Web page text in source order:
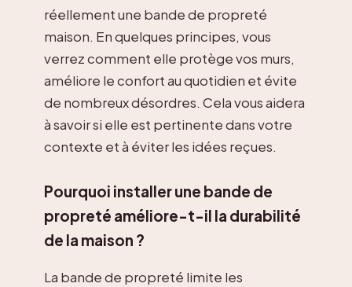
réellement une bande de propreté
maison. En quelques principes, vous
verrez comment elle protège vos murs,
améliore le confort au quotidien et évite
de nombreux désordres. Cela vous aidera
à savoir si elle est pertinente dans votre
contexte et à éviter les idées reçues.
Pourquoi installer une bande de
propreté améliore-t-il la durabilité
de la maison ?
La bande de propreté limite les